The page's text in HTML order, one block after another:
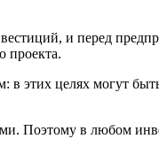
и перед
проекта.
этих целях могут
Поэтому в любом